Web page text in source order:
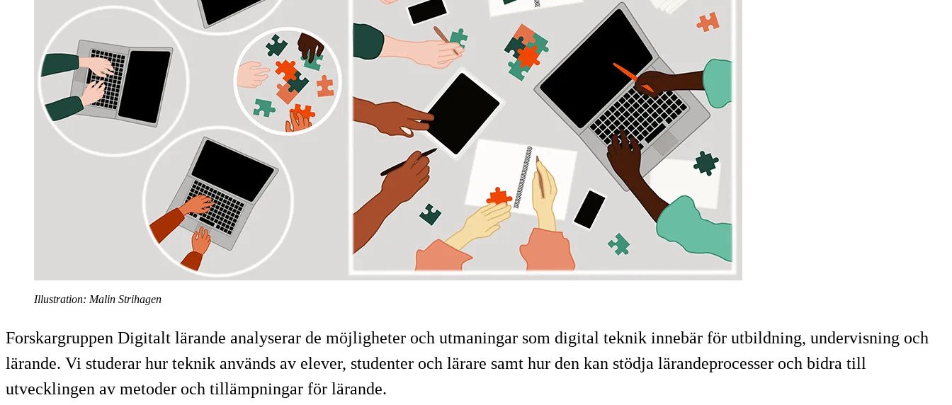
Illustration: Malin Strihagen
Forskargruppen Digitalt lärande analyserar de möjligheter och utmaningar som digital teknik innebär för utbildning, undervisning och
lärande. Vi studerar hur teknik används av elever, studenter och lärare samt hur den kan stödja lärandeprocesser och bidra till
utvecklingen av metoder och tillämpningar för lärande.